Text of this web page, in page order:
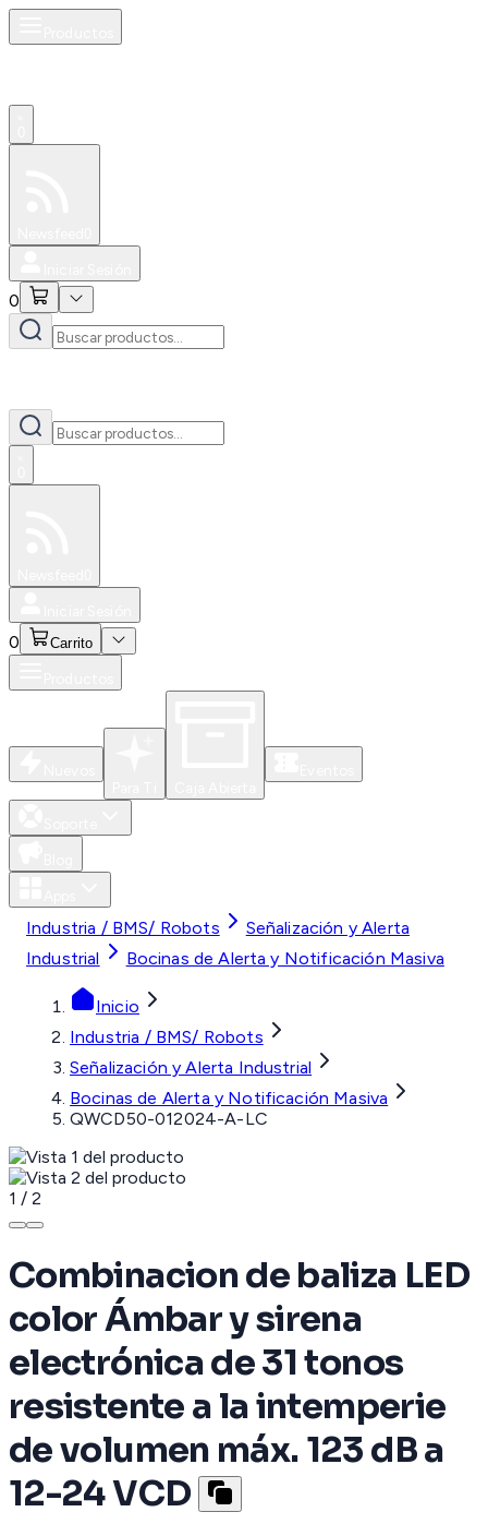
0
0 Carrito
Industria / BMS/ Robots
Señalización y Alerta
Industrial
Bocinas de Alerta y Notificación Masiva
Inicio
Industria / BMS/ Robots
Señalización y Alerta Industrial
Bocinas de Alerta y Notificación Masiva
QWCD50-012024-A-LC
1 / 2
Combinacion de baliza LED
color Ámbar y sirena
electrónica de 31 tonos
resistente a la intemperie
de volumen máx. 123 dB a
12-24 VCD